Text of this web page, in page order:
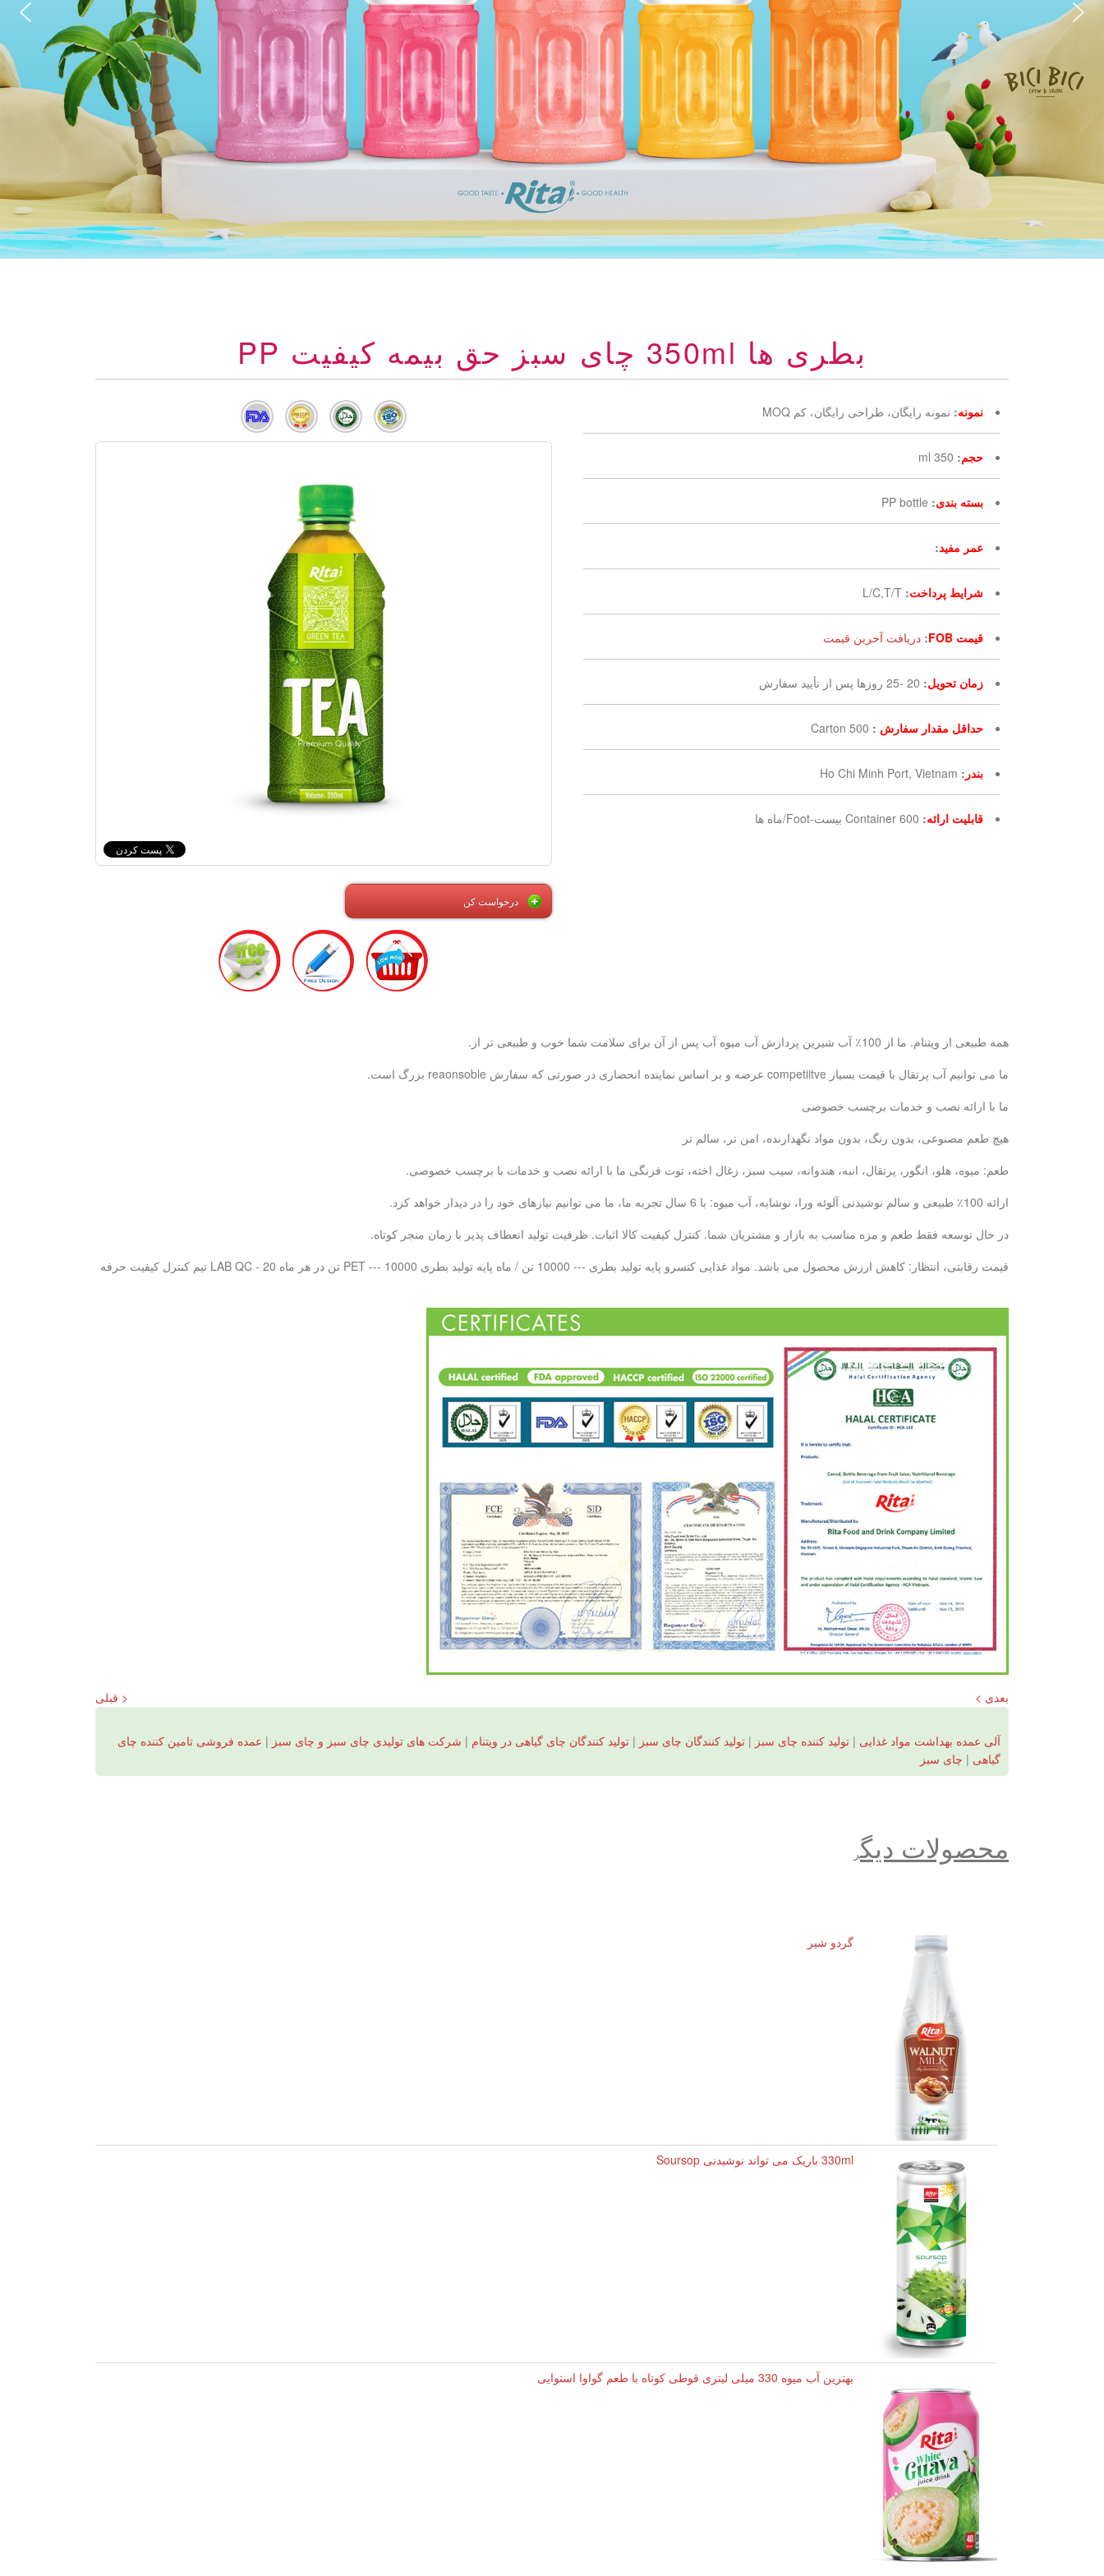
بطری ها 350ml چای سبز حق بیمه کیفیت PP
درخواست کن
نمونه: نمونه رایگان، طراحی رایگان، کم MOQ
حجم:
350 ml
بسته بندی:
PP bottle
عمر مفید:
شرایط پرداخت:
L/C,T/T
قیمت FOB : دریافت آخرین قیمت
زمان تحویل: 20 -25 روزها پس از تأیید سفارش
حداقل مقدار سفارش :
500 Carton
بندر :
Ho Chi Minh Port, Vietnam
قابلیت ارائه: 600 Container بیست-Foot/ماه ها
همه طبیعی از ویتنام. ما از 100٪ آب شیرین پردازش آب میوه آب پس از آن برای سلامت شما خوب و طبیعی تر از.
ما می توانیم آب پرتقال با قیمت بسیار competiitve عرضه و بر اساس نماینده انحصاری در صورتی که سفارش reaonsoble بزرگ است.
ما با ارائه نصب و خدمات برچسب خصوصی
هیچ طعم مصنوعی، بدون رنگ، بدون مواد نگهدارنده، امن تر، سالم تر
طعم: میوه، هلو، انگور، پرتقال، انبه، هندوانه، سیب سبز، زغال اخته، توت فرنگی ما با ارائه نصب و خدمات با برچسب خصوصی.
ارائه 100٪ طبیعی و سالم نوشیدنی آلوئه ورا، نوشابه، آب میوه: با 6 سال تجربه ما، ما می توانیم نیازهای خود را در دیدار خواهد کرد.
در حال توسعه فقط طعم و مزه مناسب به بازار و مشتریان شما. کنترل کیفیت کالا اثبات. ظرفیت تولید انعطاف پذیر با زمان منجر کوتاه.
قیمت رقابتی، انتظار: کاهش ارزش محصول می باشد. مواد غذایی کنسرو پایه تولید بطری --- 10000 تن / ماه پایه تولید بطری PET --- 10000 تن در هر ماه LAB QC - 20 تیم کنترل کیفیت حرفه
< قبلی بعدی >
آلی عمده بهداشت مواد غذایی | تولید کننده چای سبز | تولید کنندگان چای سبز | تولید کنندگان چای گیاهی در ویتنام | شرکت های تولیدی چای سبز و چای سبز | عمده فروشی تامین کننده چای
گیاهی | چای سبز
محصولات دیگر
گردو شیر
330ml باریک می تواند نوشیدنی Soursop
بهترین آب میوه 330 میلی لیتری قوطی کوتاه با طعم گواوا استوایی